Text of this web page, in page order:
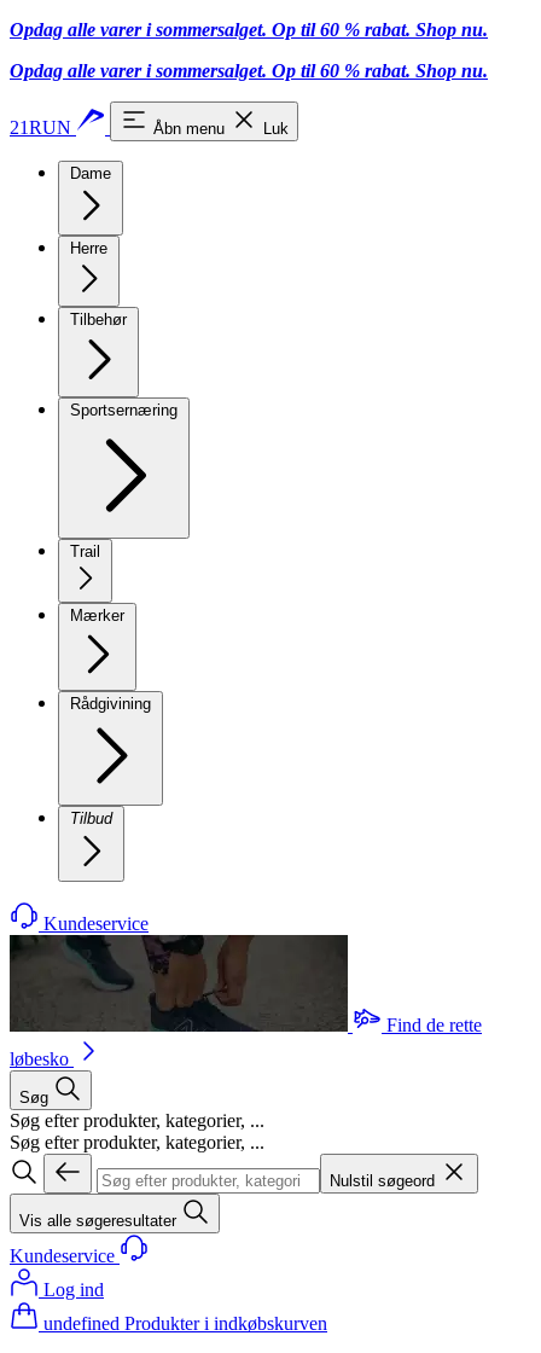
Opdag alle varer i sommersalget. Op til 60 % rabat. Shop nu.
Opdag alle varer i sommersalget. Op til 60 % rabat. Shop nu.
21RUN Åbn menu Luk
Dame
Herre
Tilbehør
Sportsernæring
Trail
Mærker
Rådgivining
Tilbud
Kundeservice
Find de rette
løbesko
Søg
Søg efter produkter, kategorier, ...
Søg efter produkter, kategorier, ...
Nulstil søgeord
Vis alle søgeresultater
Kundeservice
Log ind
undefined Produkter i indkøbskurven